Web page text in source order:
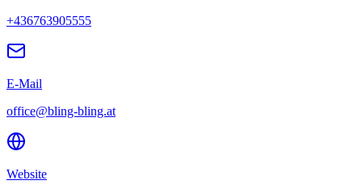
+436763905555
E-Mail
office@bling-bling.at
Website